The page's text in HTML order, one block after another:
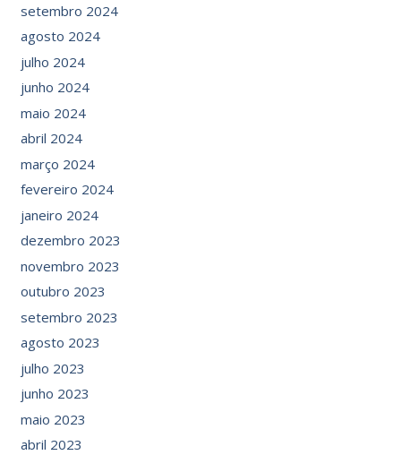
setembro 2024
agosto 2024
julho 2024
junho 2024
maio 2024
abril 2024
março 2024
fevereiro 2024
janeiro 2024
dezembro 2023
novembro 2023
outubro 2023
setembro 2023
agosto 2023
julho 2023
junho 2023
maio 2023
abril 2023